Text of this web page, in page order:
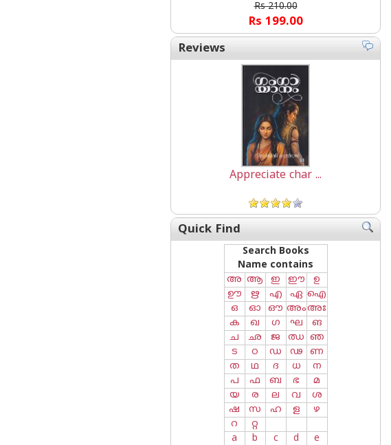
Rs 210.00
Rs 199.00
Reviews
Appreciate char ...
Quick Find
Search Books
Name contains
അ ആ ഇ ഈ
ഉ
ഊ
ഋ എ ഏ ഐ
ഒ
ഓ ഔ അംഅഃ
ക
ഖ ഗ ഘ
ങ
ച
ഛ ജ ഝ ഞ
ട
ഠ ഡ ഢ
ണ
ത
ഥ ദ ധ
ന
പ
ഫ ബ ഭ
മ
യ
ര ല വ
ശ
ഷ
സ ഹ ള
ഴ
റ
റ്റ
a
b c d
e